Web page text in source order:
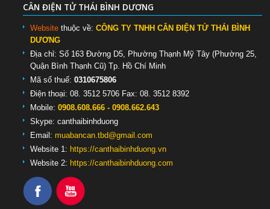
CÂN ĐIỆN TỬ THÁI BÌNH DƯƠNG
Website thuộc về:CÔNG TY TNHH CÂN ĐIỆN TỬ THÁI BÌNH
DƯƠNG
Địa chỉ: Số 163 Đường D5, Phường Thạnh Mỹ Tây (Phường 25,
Quận Bình Thạnh Cũ) Tp. Hồ Chí Minh
Mã số thuế:0310675806
Điện thoại: 08. 3512 5706 Fax: 08. 3512 8392
Mobile: 0908.608.666 - 0908.662.643
Skype:canthaibinhduong
Email:muabancan.tbd@gmail.com
Website 1: https://canthaibinhduong.vn
Website 2: https://canthaibinhduong.com